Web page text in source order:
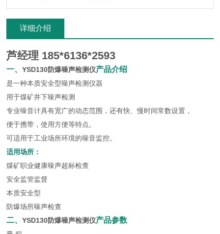
详细介绍
芦经理 185*6136*2593
一、YSD130防爆噪声检测仪产品介绍
是一种本质安全型噪声检测仪器
用于煤矿井下噪声检测
专业噪音计具有宽广的动态范围，还有快、慢时间常数设置，
便于携带，使用方便等特点。
可适用于工业场所环境的噪音监控。
适用场所：
煤矿职业健康噪声超标检查
安全监管监督
本质安全型
防爆场所噪声检查
二、YSD130防爆噪声检测仪产品参数